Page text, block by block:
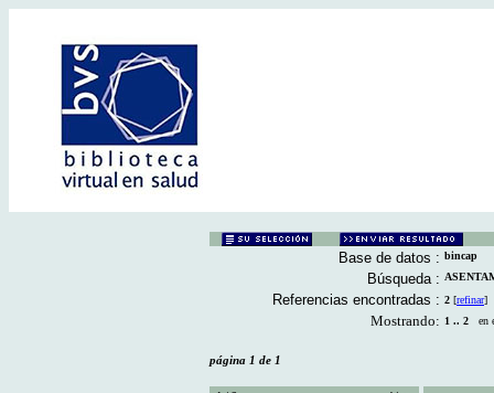
Base de datos : bincap
Búsqueda :
Referencias encontradas : 2 [refinar]
Mostrando: 1 .. 2 en
página 1 de 1